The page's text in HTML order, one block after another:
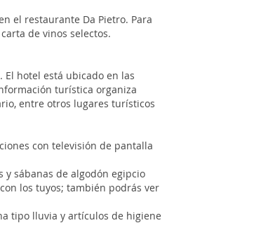
el restaurante Da Pietro. Para
de vinos selectos.
hotel está ubicado en las
turística organiza
entre otros lugares turísticos
con televisión de pantalla
y sábanas de algodón egipcio
los tuyos; también podrás ver
tipo lluvia y artículos de higiene